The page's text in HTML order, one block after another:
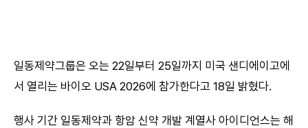
일동제약그룹은 오는 22일부터 25일까지 미국 샌디에이고에
서 열리는 바이오 USA 2026에 참가한다고 18일 밝혔다.
행사 기간 일동제약과 항암 신약 개발 계열사 아이디언스는 해